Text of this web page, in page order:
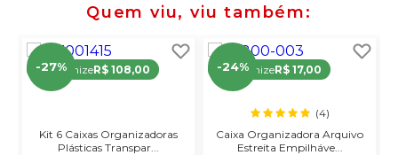
Quem viu, viu também
-27%
EconomizeR$ 108,00
Kit 6 Caixas Organizadoras
Plásticas Transpar...
-24%
EconomizeR$ 17,00
(4)
Caixa Organizadora Arquivo
Estreita Empilháve...